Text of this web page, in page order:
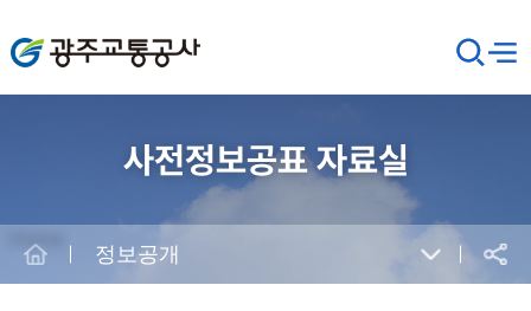
광주교통공사
검
색
창
메뉴
사전정보공표 자료실
공유
정보공개